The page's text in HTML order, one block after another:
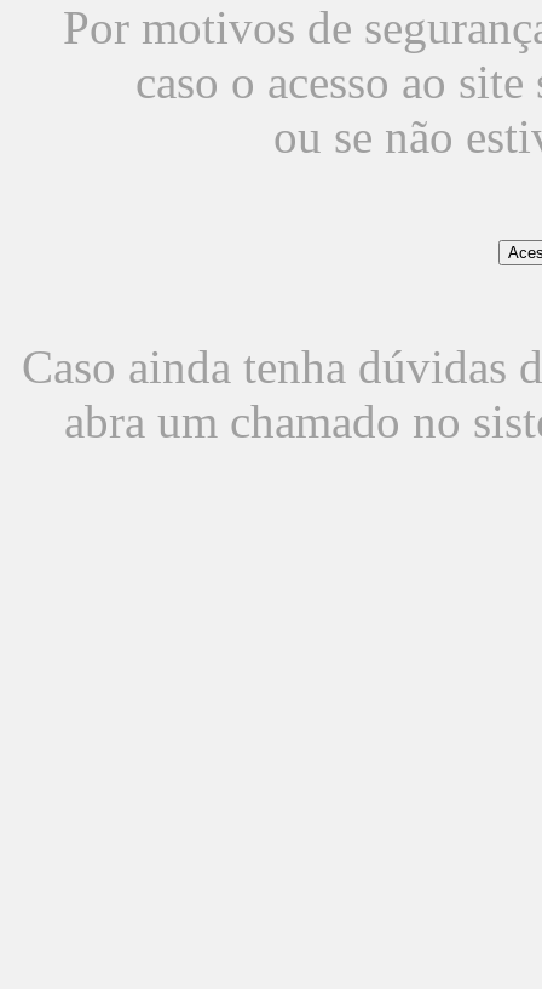
Por motivos de
caso o acesso ao
ou se não
Caso ainda tenha dúvidas
abra um chamado no